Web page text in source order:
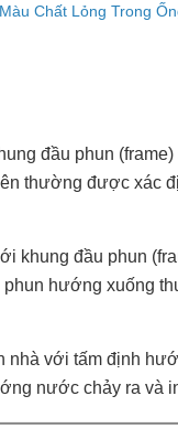
Chất Lỏng Trong
đầu phun
thường được xác
khung đầu phun
hướng xuống
với tấm định
nước chảy ra và